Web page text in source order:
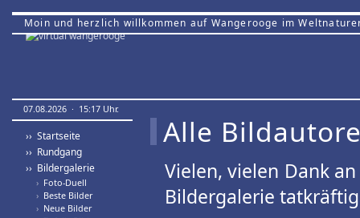
Moin und herzlich willkommen auf Wangerooge im
07.08.2026 · 15:17 Uhr.
›› Startseite
›› Rundgang
›› Bildergalerie
› Foto-Duell
› Beste Bilder
› Neue Bilder
Alle
Vielen, vielen Dank
Bildergalerie